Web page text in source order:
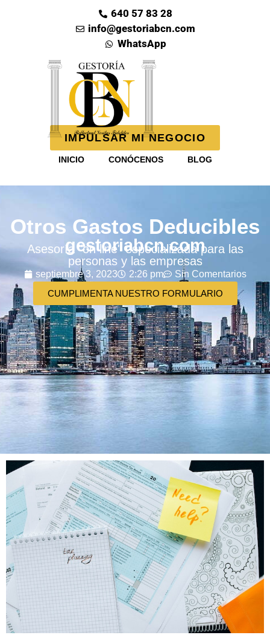
640 57 83 28
info@gestoriabcn.com
WhatsApp
INICIO CONÓCENOS BLOG
IMPULSAR MI NEGOCIO
Otros Gastos Deducibles
gestoriabcn.com
Asesoría "on line" especializada para las
personas y las empresas
septiembre 3, 2023 2:26 pm
Sin Comentarios
CUMPLIMENTA NUESTRO FORMULARIO